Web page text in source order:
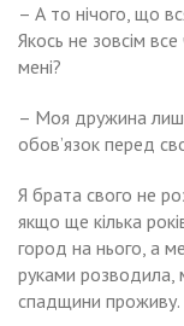
– А то нічого, що
Якось не зовсім
мені?
– Моя дружина
обов’язок перед
Я брата свого не
якщо ще кілька
город на нього, а
руками розводила,
спадщини проживу.